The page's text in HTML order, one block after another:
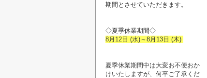
期間とさせていただきます。
◇夏季休業期間◇
8月12日 (水)～8月13日 (木)
夏季休業期間中は大変お不便おか
けいたしますが、何卒ご了承くだ